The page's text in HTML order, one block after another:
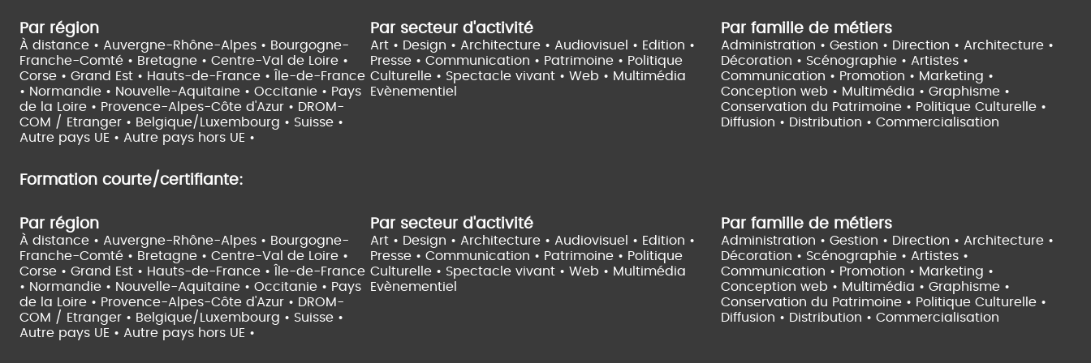
Par région
À distance • Auvergne-Rhône-Alpes • Bourgogne-
Franche-Comté • Bretagne • Centre-Val de Loire •
Corse • Grand Est • Hauts-de-France •
Île-de-France
• Normandie • Nouvelle-Aquitaine • Occitanie • Pays
de la Loire • Provence-Alpes-Côte d'Azur • DROM-
COM / Etranger • Belgique/Luxembourg • Suisse •
Autre pays UE • Autre pays hors UE •
Par secteur d'activité
Art • Design • Architecture • Audiovisuel • Edition •
Presse • Communication • Patrimoine • Politique
Culturelle • Spectacle vivant • Web • Multimédia
Evènementiel
Par famille de métiers
Administration • Gestion • Direction • Architecture •
Décoration • Scénographie • Artistes •
Communication • Promotion • Marketing •
Conception web • Multimédia • Graphisme •
Conservation du Patrimoine • Politique Culturelle •
Diffusion • Distribution • Commercialisation
Formation courte/certifiante:
Par région
À distance • Auvergne-Rhône-Alpes • Bourgogne-
Franche-Comté • Bretagne • Centre-Val de Loire •
Corse • Grand Est • Hauts-de-France •
Île-de-France
• Normandie • Nouvelle-Aquitaine • Occitanie • Pays
de la Loire • Provence-Alpes-Côte d'Azur • DROM-
COM / Etranger • Belgique/Luxembourg • Suisse •
Autre pays UE • Autre pays hors UE •
Par secteur d'activité
Art • Design • Architecture • Audiovisuel • Edition •
Presse • Communication • Patrimoine • Politique
Culturelle • Spectacle vivant • Web • Multimédia
Evènementiel
Par famille de métiers
Administration • Gestion • Direction • Architecture •
Décoration • Scénographie • Artistes •
Communication • Promotion • Marketing •
Conception web • Multimédia • Graphisme •
Conservation du Patrimoine • Politique Culturelle •
Diffusion • Distribution • Commercialisation